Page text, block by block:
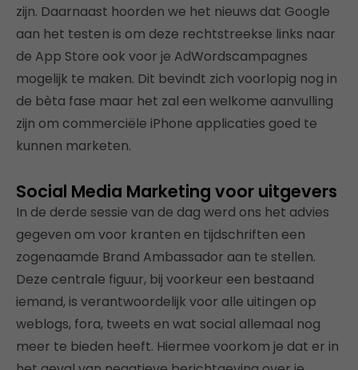
zijn. Daarnaast hoorden we het nieuws dat Google
aan het testen is om deze rechtstreekse links naar
de App Store ook voor je AdWordscampagnes
mogelijk te maken. Dit bevindt zich voorlopig nog in
de bèta fase maar het zal een welkome aanvulling
zijn om commerciële iPhone applicaties goed te
kunnen marketen.
Social Media Marketing voor uitgevers
In de derde sessie van de dag werd ons het advies
gegeven om voor kranten en tijdschriften een
zogenaamde Brand Ambassador aan te stellen.
Deze centrale figuur, bij voorkeur een bestaand
iemand, is verantwoordelijk voor alle uitingen op
weblogs, fora, tweets en wat social allemaal nog
meer te bieden heeft. Hiermee voorkom je dat er in